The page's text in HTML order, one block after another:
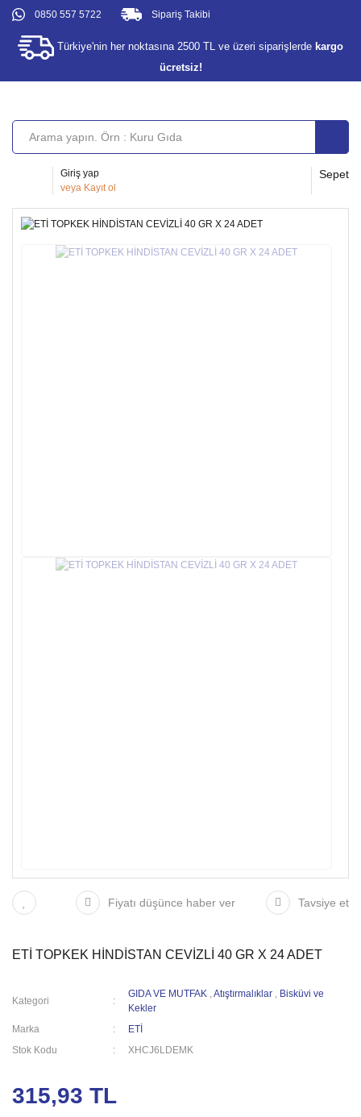
0850 557 5722
Türkiye'nin her noktasına 2500 TL ve üzeri siparişlerde kargo
ücretsiz!
Sipariş Takibi
Giriş yap
veya Kayıt ol
Sepet
Fiyatı düşünce haber ver Tavsiye et
ETİ TOPKEK HİNDİSTAN CEVİZLİ 40 GR X 24 ADET
Kategori
GIDA VE MUTFAK ,Atıştırmalıklar , Bisküvi ve
Kekler
Marka
ETİ
Stok Kodu
XHCJ6LDEMK
315,93 TL